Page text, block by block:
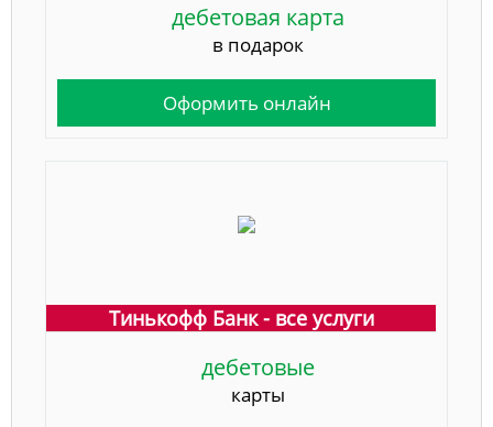
дебетовая карта
в подарок
Оформить онлайн
Тинькофф Банк - все услуги
дебетовые
карты